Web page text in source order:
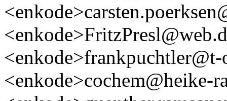
<enkode>cochem@heike-